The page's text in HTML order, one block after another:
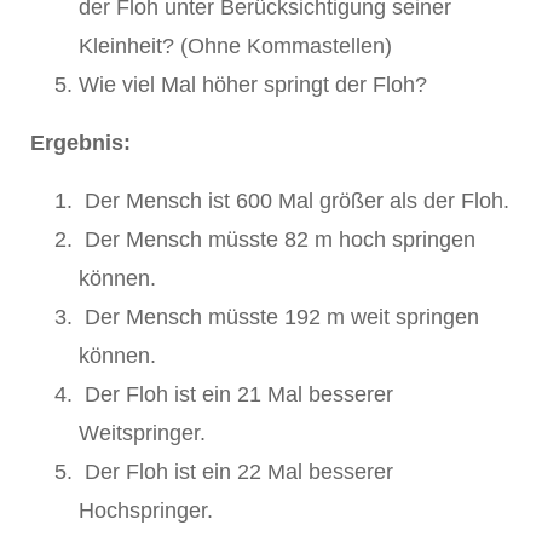
der Floh unter Berücksichtigung seiner
Kleinheit? (Ohne Kommastellen)
Wie viel Mal höher springt der Floh?
Ergebnis:
Der Mensch ist 600 Mal größer als der Floh.
Der Mensch müsste 82 m hoch springen
können.
Der Mensch müsste 192 m weit springen
können.
Der Floh ist ein 21 Mal besserer
Weitspringer.
Der Floh ist ein 22 Mal besserer
Hochspringer.